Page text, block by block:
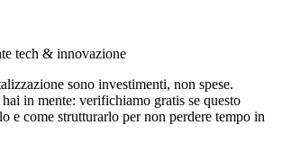
tech & innovazione
sono investimenti, non spese.
in mente: verifichiamo gratis se questo
e come strutturarlo per non perdere tempo in